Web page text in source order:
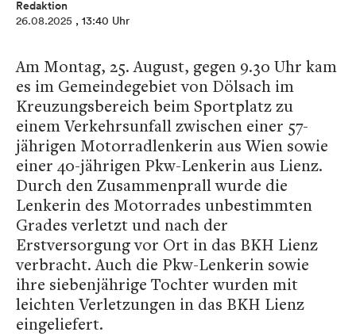
Redaktion
26.08.2025 , 13:40 Uhr
Am Montag, 25. August, gegen 9.30 Uhr kam
es im Gemeindegebiet von Dölsach im
Kreuzungsbereich beim Sportplatz zu
einem Verkehrsunfall zwischen einer 57-
jährigen Motorradlenkerin aus Wien sowie
einer 40-jährigen Pkw-Lenkerin aus Lienz.
Durch den Zusammenprall wurde die
Lenkerin des Motorrades unbestimmten
Grades verletzt und nach der
Erstversorgung vor Ort in das BKH Lienz
verbracht. Auch die Pkw-Lenkerin sowie
ihre siebenjährige Tochter wurden mit
leichten Verletzungen in das BKH Lienz
eingeliefert.